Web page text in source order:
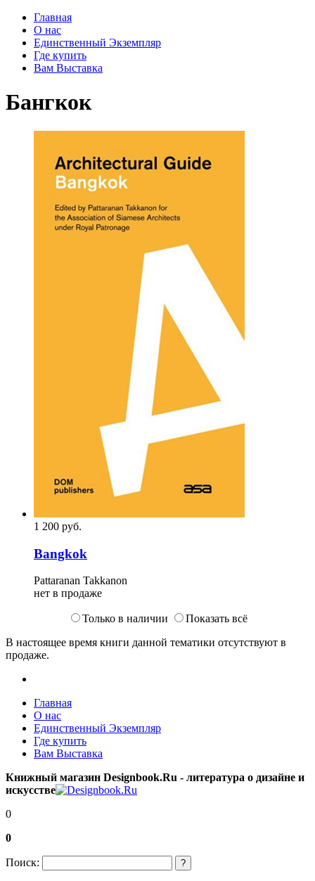
Главная
О нас
Единственный Экземпляр
Где купить
Вам Выставка
Бангкок
1 200 pуб.
Bangkok
Pattaranan Takkanon
нет в продаже
Только в наличии
Показать всё
В настоящее время книги данной тематики отсутствуют в
продаже.
Главная
О нас
Единственный Экземпляр
Где купить
Вам Выставка
Книжный магазин Designbook.Ru - литература о дизайне и
искусстве
0
0
Поиск: ?